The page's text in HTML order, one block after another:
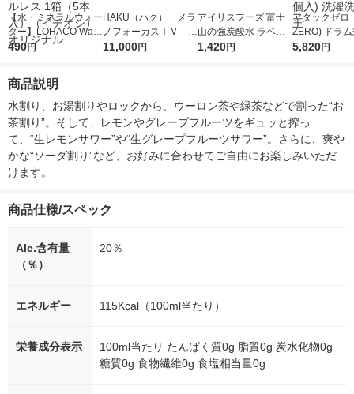
【水・ミネラルウォー
ター】LOHACO Wate
r（ロハコウォータ
シ） オリジナル
490円
HAKU（ハク） メラ
ノフォーカスＩＶ 4
5ｇ 資生堂 おまけ
11,000円
アイリスフーズ 富士
山の強炭酸水 ラベル
レス 500ml 1箱（24
1,420円
アタックゼロ
ZERO) ドラ
詰め替え メガ
5,820円
商品説明
水割り、お湯割りやロックから、ウーロン茶や緑茶などで割った“お
茶割り”。そして、レモンやグレープフルーツをギュッと搾っ
て、“生レモンサワー”や“生グレープフルーツサワー”。さらに、爽や
かな“ソーダ割り”など、お好みに合わせてご自由にお楽しみいただ
けます。
商品仕様/スペック
Alc.含有量
（％）
20％
エネルギー 115Kcal（100ml当たり）
栄養成分表示
100ml当たり たんぱく質0g 脂質0g 炭水化物0g
糖質0g 食物繊維0g 食塩相当量0g